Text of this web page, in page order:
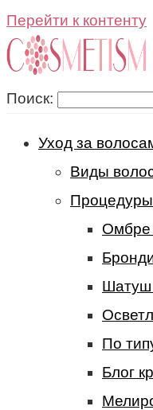
Перейти к контенту
Поиск:
Уход за
Виды
Омбре
Шатуш
По
Блог